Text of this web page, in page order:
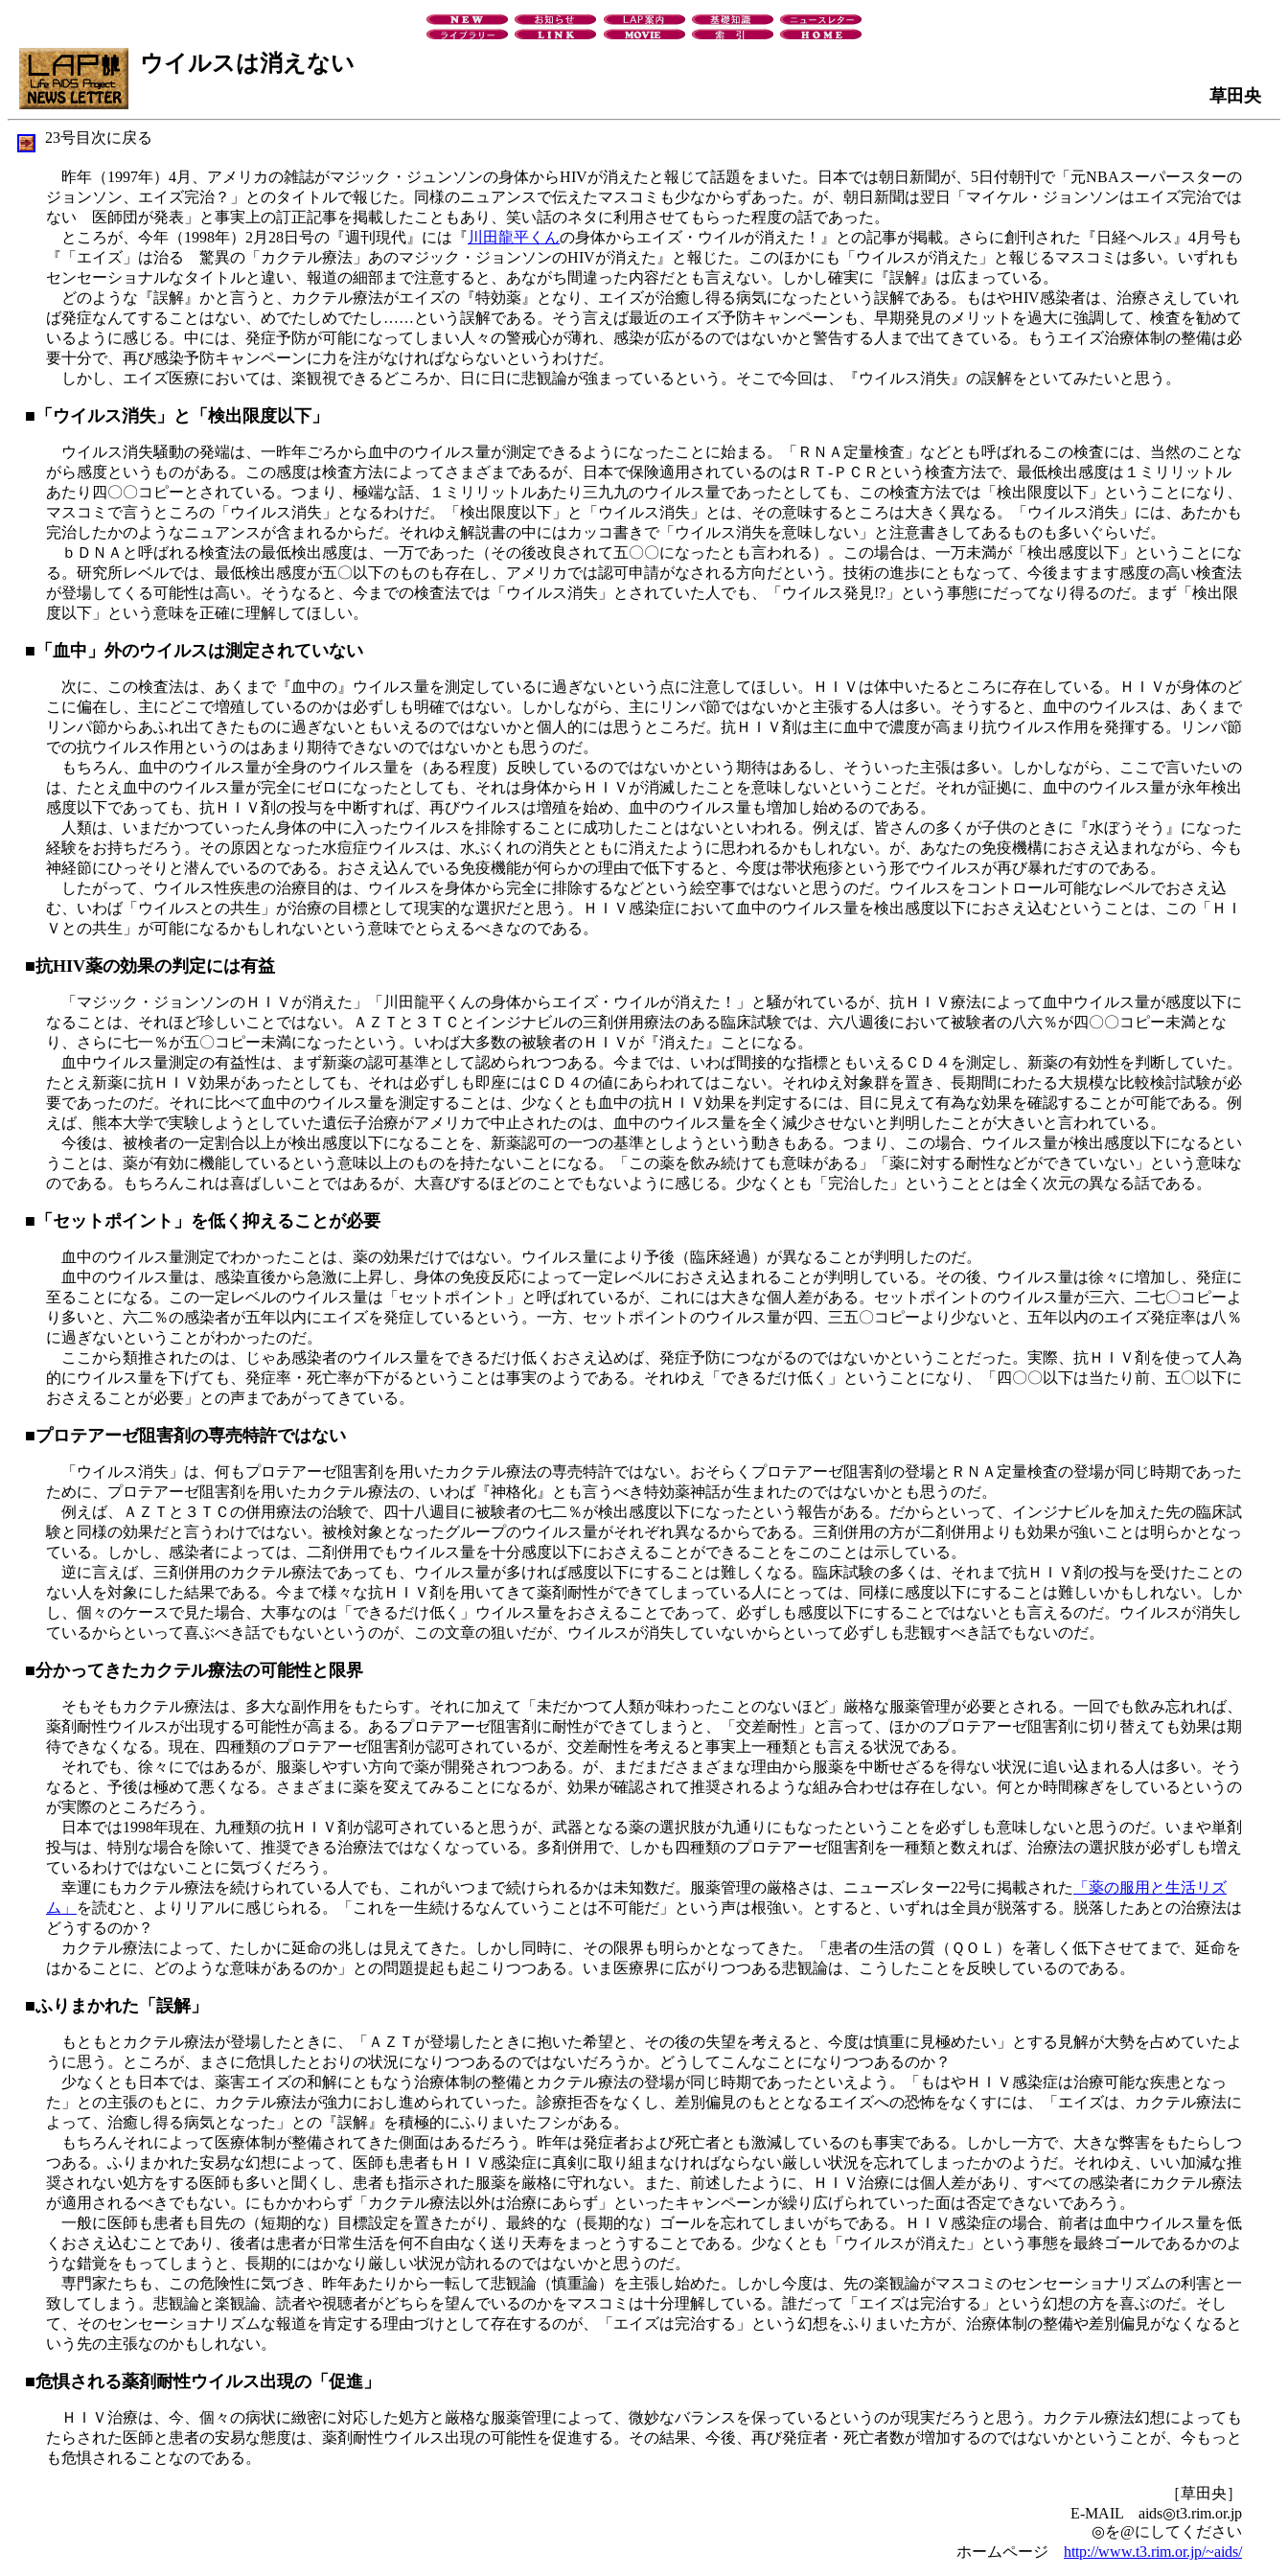
ウイルスは消えない
草田央
23号目次に戻る
昨年（1997年）4月、アメリカの雑誌がマジック・ジュンソンの身体からHIVが消えたと報じて話題をまいた。日本では朝日新聞が、5日付朝刊で「元NBAスーパースターの
ジョンソン、エイズ完治？」とのタイトルで報じた。同様のニュアンスで伝えたマスコミも少なからずあった。が、朝日新聞は翌日「マイケル・ジョンソンはエイズ完治では
ない 医師団が発表」と事実上の訂正記事を掲載したこともあり、笑い話のネタに利用させてもらった程度の話であった。
ところが、今年（1998年）2月28日号の『週刊現代』には『 川田龍平くんの身体からエイズ・ウイルが消えた！』との記事が掲載。さらに創刊された『日経ヘルス』4月号も
『「エイズ」は治る 驚異の「カクテル療法」あのマジック・ジョンソンのHIVが消えた』と報じた。このほかにも「ウイルスが消えた」と報じるマスコミは多い。いずれも
センセーショナルなタイトルと違い、報道の細部まで注意すると、あながち間違った内容だとも言えない。しかし確実に『誤解』は広まっている。
どのような『誤解』かと言うと、カクテル療法がエイズの『特効薬』となり、エイズが治癒し得る病気になったという誤解である。もはやHIV感染者は、治療さえしていれ
ば発症なんてすることはない、めでたしめでたし……という誤解である。そう言えば最近のエイズ予防キャンペーンも、早期発見のメリットを過大に強調して、検査を勧めて
いるように感じる。中には、発症予防が可能になってしまい人々の警戒心が薄れ、感染が広がるのではないかと警告する人まで出てきている。もうエイズ治療体制の整備は必
要十分で、再び感染予防キャンペーンに力を注がなければならないというわけだ。
しかし、エイズ医療においては、楽観視できるどころか、日に日に悲観論が強まっているという。そこで今回は、『ウイルス消失』の誤解をといてみたいと思う。
■「ウイルス消失」と「検出限度以下」
ウイルス消失騒動の発端は、一昨年ごろから血中のウイルス量が測定できるようになったことに始まる。「ＲＮＡ定量検査」などとも呼ばれるこの検査には、当然のことな
がら感度というものがある。この感度は検査方法によってさまざまであるが、日本で保険適用されているのはＲＴ-ＰＣＲという検査方法で、最低検出感度は１ミリリットル
あたり四〇〇コピーとされている。つまり、極端な話、１ミリリットルあたり三九九のウイルス量であったとしても、この検査方法では「検出限度以下」ということになり、
マスコミで言うところの「ウイルス消失」となるわけだ。「検出限度以下」と「ウイルス消失」とは、その意味するところは大きく異なる。「ウイルス消失」には、あたかも
完治したかのようなニュアンスが含まれるからだ。それゆえ解説書の中にはカッコ書きで「ウイルス消失を意味しない」と注意書きしてあるものも多いぐらいだ。
ｂＤＮＡと呼ばれる検査法の最低検出感度は、一万であった（その後改良されて五〇〇になったとも言われる）。この場合は、一万未満が「検出感度以下」ということにな
る。研究所レベルでは、最低検出感度が五〇以下のものも存在し、アメリカでは認可申請がなされる方向だという。技術の進歩にともなって、今後ますます感度の高い検査法
が登場してくる可能性は高い。そうなると、今までの検査法では「ウイルス消失」とされていた人でも、「ウイルス発見!?」という事態にだってなり得るのだ。まず「検出限
度以下」という意味を正確に理解してほしい。
■「血中」外のウイルスは測定されていない
次に、この検査法は、あくまで『血中の』ウイルス量を測定しているに過ぎないという点に注意してほしい。ＨＩＶは体中いたるところに存在している。ＨＩＶが身体のど
こに偏在し、主にどこで増殖しているのかは必ずしも明確ではない。しかしながら、主にリンパ節ではないかと主張する人は多い。そうすると、血中のウイルスは、あくまで
リンパ節からあふれ出てきたものに過ぎないともいえるのではないかと個人的には思うところだ。抗ＨＩＶ剤は主に血中で濃度が高まり抗ウイルス作用を発揮する。リンパ節
での抗ウイルス作用というのはあまり期待できないのではないかとも思うのだ。
もちろん、血中のウイルス量が全身のウイルス量を（ある程度）反映しているのではないかという期待はあるし、そういった主張は多い。しかしながら、ここで言いたいの
は、たとえ血中のウイルス量が完全にゼロになったとしても、それは身体からＨＩＶが消滅したことを意味しないということだ。それが証拠に、血中のウイルス量が永年検出
感度以下であっても、抗ＨＩＶ剤の投与を中断すれば、再びウイルスは増殖を始め、血中のウイルス量も増加し始めるのである。
人類は、いまだかつていったん身体の中に入ったウイルスを排除することに成功したことはないといわれる。例えば、皆さんの多くが子供のときに『水ぼうそう』になった
経験をお持ちだろう。その原因となった水痘症ウイルスは、水ぶくれの消失とともに消えたように思われるかもしれない。が、あなたの免疫機構におさえ込まれながら、今も
神経節にひっそりと潜んでいるのである。おさえ込んでいる免疫機能が何らかの理由で低下すると、今度は帯状疱疹という形でウイルスが再び暴れだすのである。
したがって、ウイルス性疾患の治療目的は、ウイルスを身体から完全に排除するなどという絵空事ではないと思うのだ。ウイルスをコントロール可能なレベルでおさえ込
む、いわば「ウイルスとの共生」が治療の目標として現実的な選択だと思う。ＨＩＶ感染症において血中のウイルス量を検出感度以下におさえ込むということは、この「ＨＩ
Ｖとの共生」が可能になるかもしれないという意味でとらえるべきなのである。
■抗HIV薬の効果の判定には有益
「マジック・ジョンソンのＨＩＶが消えた」「川田龍平くんの身体からエイズ・ウイルが消えた！」と騒がれているが、抗ＨＩＶ療法によって血中ウイルス量が感度以下に
なることは、それほど珍しいことではない。ＡＺＴと３ＴＣとインジナビルの三剤併用療法のある臨床試験では、六八週後において被験者の八六％が四〇〇コピー未満とな
り、さらに七一％が五〇コピー未満になったという。いわば大多数の被験者のＨＩＶが『消えた』ことになる。
血中ウイルス量測定の有益性は、まず新薬の認可基準として認められつつある。今までは、いわば間接的な指標ともいえるＣＤ４を測定し、新薬の有効性を判断していた。
たとえ新薬に抗ＨＩＶ効果があったとしても、それは必ずしも即座にはＣＤ４の値にあらわれてはこない。それゆえ対象群を置き、長期間にわたる大規模な比較検討試験が必
要であったのだ。それに比べて血中のウイルス量を測定することは、少なくとも血中の抗ＨＩＶ効果を判定するには、目に見えて有為な効果を確認することが可能である。例
えば、熊本大学で実験しようとしていた遺伝子治療がアメリカで中止されたのは、血中のウイルス量を全く減少させないと判明したことが大きいと言われている。
今後は、被検者の一定割合以上が検出感度以下になることを、新薬認可の一つの基準としようという動きもある。つまり、この場合、ウイルス量が検出感度以下になるとい
うことは、薬が有効に機能しているという意味以上のものを持たないことになる。「この薬を飲み続けても意味がある」「薬に対する耐性などができていない」という意味な
のである。もちろんこれは喜ばしいことではあるが、大喜びするほどのことでもないように感じる。少なくとも「完治した」ということとは全く次元の異なる話である。
■「セットポイント」を低く抑えることが必要
血中のウイルス量測定でわかったことは、薬の効果だけではない。ウイルス量により予後（臨床経過）が異なることが判明したのだ。
血中のウイルス量は、感染直後から急激に上昇し、身体の免疫反応によって一定レベルにおさえ込まれることが判明している。その後、ウイルス量は徐々に増加し、発症に
至ることになる。この一定レベルのウイルス量は「セットポイント」と呼ばれているが、これには大きな個人差がある。セットポイントのウイルス量が三六、二七〇コピーよ
り多いと、六二％の感染者が五年以内にエイズを発症しているという。一方、セットポイントのウイルス量が四、三五〇コピーより少ないと、五年以内のエイズ発症率は八％
に過ぎないということがわかったのだ。
ここから類推されたのは、じゃあ感染者のウイルス量をできるだけ低くおさえ込めば、発症予防につながるのではないかということだった。実際、抗ＨＩＶ剤を使って人為
的にウイルス量を下げても、発症率・死亡率が下がるということは事実のようである。それゆえ「できるだけ低く」ということになり、「四〇〇以下は当たり前、五〇以下に
おさえることが必要」との声まであがってきている。
■プロテアーゼ阻害剤の専売特許ではない
「ウイルス消失」は、何もプロテアーゼ阻害剤を用いたカクテル療法の専売特許ではない。おそらくプロテアーゼ阻害剤の登場とＲＮＡ定量検査の登場が同じ時期であった
ために、プロテアーゼ阻害剤を用いたカクテル療法の、いわば『神格化』とも言うべき特効薬神話が生まれたのではないかとも思うのだ。
例えば、ＡＺＴと３ＴＣの併用療法の治験で、四十八週目に被験者の七二％が検出感度以下になったという報告がある。だからといって、インジナビルを加えた先の臨床試
験と同様の効果だと言うわけではない。被検対象となったグループのウイルス量がそれぞれ異なるからである。三剤併用の方が二剤併用よりも効果が強いことは明らかとなっ
ている。しかし、感染者によっては、二剤併用でもウイルス量を十分感度以下におさえることができることをこのことは示している。
逆に言えば、三剤併用のカクテル療法であっても、ウイルス量が多ければ感度以下にすることは難しくなる。臨床試験の多くは、それまで抗ＨＩＶ剤の投与を受けたことの
ない人を対象にした結果である。今まで様々な抗ＨＩＶ剤を用いてきて薬剤耐性ができてしまっている人にとっては、同様に感度以下にすることは難しいかもしれない。しか
し、個々のケースで見た場合、大事なのは「できるだけ低く」ウイルス量をおさえることであって、必ずしも感度以下にすることではないとも言えるのだ。ウイルスが消失し
ているからといって喜ぶべき話でもないというのが、この文章の狙いだが、ウイルスが消失していないからといって必ずしも悲観すべき話でもないのだ。
■分かってきたカクテル療法の可能性と限界
そもそもカクテル療法は、多大な副作用をもたらす。それに加えて「未だかつて人類が味わったことのないほど」厳格な服薬管理が必要とされる。一回でも飲み忘れれば、
薬剤耐性ウイルスが出現する可能性が高まる。あるプロテアーゼ阻害剤に耐性ができてしまうと、「交差耐性」と言って、ほかのプロテアーゼ阻害剤に切り替えても効果は期
待できなくなる。現在、四種類のプロテアーゼ阻害剤が認可されているが、交差耐性を考えると事実上一種類とも言える状況である。
それでも、徐々にではあるが、服薬しやすい方向で薬が開発されつつある。が、まだまださまざまな理由から服薬を中断せざるを得ない状況に追い込まれる人は多い。そう
なると、予後は極めて悪くなる。さまざまに薬を変えてみることになるが、効果が確認されて推奨されるような組み合わせは存在しない。何とか時間稼ぎをしているというの
が実際のところだろう。
日本では1998年現在、九種類の抗ＨＩＶ剤が認可されていると思うが、武器となる薬の選択肢が九通りにもなったということを必ずしも意味しないと思うのだ。いまや単剤
投与は、特別な場合を除いて、推奨できる治療法ではなくなっている。多剤併用で、しかも四種類のプロテアーゼ阻害剤を一種類と数えれば、治療法の選択肢が必ずしも増え
ているわけではないことに気づくだろう。
幸運にもカクテル療法を続けられている人でも、これがいつまで続けられるかは未知数だ。服薬管理の厳格さは、ニューズレター22号に掲載された
「薬の服用と生活リズ
ム」
を読むと、よりリアルに感じられる。「これを一生続けるなんていうことは不可能だ」という声は根強い。とすると、いずれは全員が脱落する。脱落したあとの治療法は
どうするのか？
カクテル療法によって、たしかに延命の兆しは見えてきた。しかし同時に、その限界も明らかとなってきた。「患者の生活の質（ＱＯＬ）を著しく低下させてまで、延命を
はかることに、どのような意味があるのか」との問題提起も起こりつつある。いま医療界に広がりつつある悲観論は、こうしたことを反映しているのである。
■ふりまかれた「誤解」
もともとカクテル療法が登場したときに、「ＡＺＴが登場したときに抱いた希望と、その後の失望を考えると、今度は慎重に見極めたい」とする見解が大勢を占めていたよ
うに思う。ところが、まさに危惧したとおりの状況になりつつあるのではないだろうか。どうしてこんなことになりつつあるのか？
少なくとも日本では、薬害エイズの和解にともなう治療体制の整備とカクテル療法の登場が同じ時期であったといえよう。「もはやＨＩＶ感染症は治療可能な疾患となっ
た」との主張のもとに、カクテル療法が強力におし進められていった。診療拒否をなくし、差別偏見のもととなるエイズへの恐怖をなくすには、「エイズは、カクテル療法に
よって、治癒し得る病気となった」との『誤解』を積極的にふりまいたフシがある。
もちろんそれによって医療体制が整備されてきた側面はあるだろう。昨年は発症者および死亡者とも激減しているのも事実である。しかし一方で、大きな弊害をもたらしつ
つある。ふりまかれた安易な幻想によって、医師も患者もＨＩＶ感染症に真剣に取り組まなければならない厳しい状況を忘れてしまったかのようだ。それゆえ、いい加減な推
奨されない処方をする医師も多いと聞くし、患者も指示された服薬を厳格に守れない。また、前述したように、ＨＩＶ治療には個人差があり、すべての感染者にカクテル療法
が適用されるべきでもない。にもかかわらず「カクテル療法以外は治療にあらず」といったキャンペーンが繰り広げられていった面は否定できないであろう。
一般に医師も患者も目先の（短期的な）目標設定を置きたがり、最終的な（長期的な）ゴールを忘れてしまいがちである。ＨＩＶ感染症の場合、前者は血中ウイルス量を低
くおさえ込むことであり、後者は患者が日常生活を何不自由なく送り天寿をまっとうすることである。少なくとも「ウイルスが消えた」という事態を最終ゴールであるかのよ
うな錯覚をもってしまうと、長期的にはかなり厳しい状況が訪れるのではないかと思うのだ。
専門家たちも、この危険性に気づき、昨年あたりから一転して悲観論（慎重論）を主張し始めた。しかし今度は、先の楽観論がマスコミのセンセーショナリズムの利害と一
致してしまう。悲観論と楽観論、読者や視聴者がどちらを望んでいるのかをマスコミは十分理解している。誰だって「エイズは完治する」という幻想の方を喜ぶのだ。そし
て、そのセンセーショナリズムな報道を肯定する理由づけとして存在するのが、「エイズは完治する」という幻想をふりまいた方が、治療体制の整備や差別偏見がなくなると
いう先の主張なのかもしれない。
■危惧される薬剤耐性ウイルス出現の「促進」
ＨＩＶ治療は、今、個々の病状に緻密に対応した処方と厳格な服薬管理によって、微妙なバランスを保っているというのが現実だろうと思う。カクテル療法幻想によっても
たらされた医師と患者の安易な態度は、薬剤耐性ウイルス出現の可能性を促進する。その結果、今後、再び発症者・死亡者数が増加するのではないかということが、今もっと
も危惧されることなのである。
［草田央］
E-MAIL aids◎t3.rim.or.jp
◎を@にしてください
ホームページ http://www.t3.rim.or.jp/~aids/